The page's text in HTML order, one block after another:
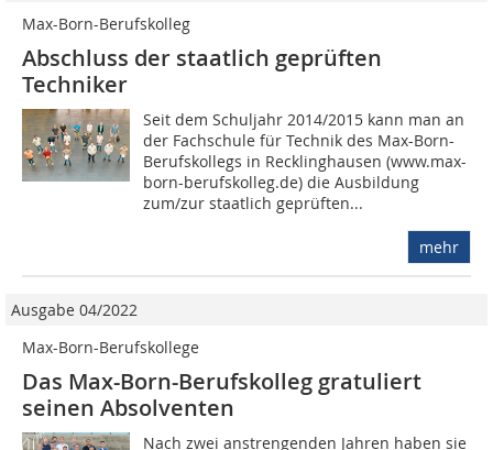
Max-Born-Berufskolleg
Abschluss der staatlich geprüften
Techniker
Seit dem Schuljahr 2014/2015 kann man an
der Fachschule für Technik des Max-Born-
Berufskollegs in Recklinghausen (www.max-
born-berufskolleg.de) die Ausbildung
zum/zur staatlich geprüften...
mehr
Ausgabe 04/2022
Max-Born-Berufskollege
Das Max-Born-Berufskolleg gratuliert
seinen Absolventen
Nach zwei anstrengenden Jahren haben sie